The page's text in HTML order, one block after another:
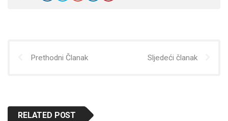
Prethodni Članak Sljedeći članak
RELATED POST